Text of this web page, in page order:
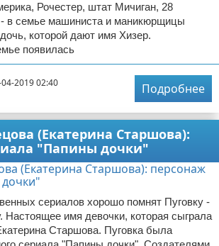
Рочестер, штат Мичиган, 28
- в семье машиниста и маникюрщицы
которой дают имя Хизер.
появилась
2019 02:40
Подробнее
(Екатерина Старшова):
"Папины дочки"
сериалов хорошо помнят Пуговку -
Настоящее имя девочки, которая сыграла
Старшова. Пуговка была